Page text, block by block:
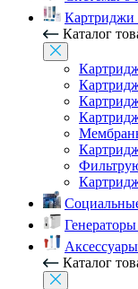
Картриджи
Каталог
Каталог